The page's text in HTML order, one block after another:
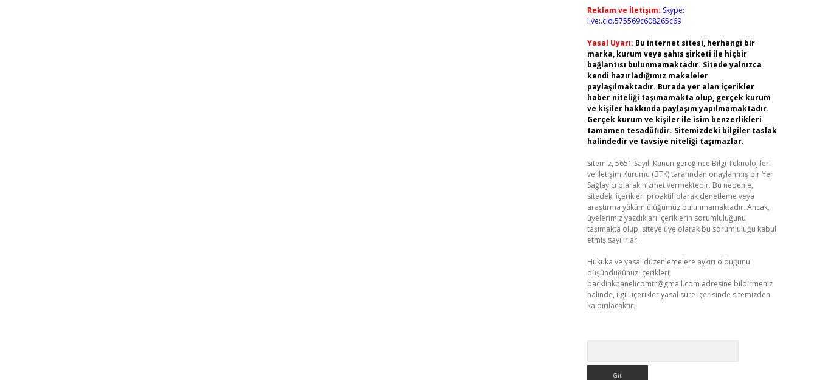
Reklam ve İletişim: Skype:
live:.cid.575569c608265c69
Yasal Uyarı: Bu internet sitesi, herhangi bir
marka, kurum veya şahıs şirketi ile hiçbir
bağlantısı bulunmamaktadır. Sitede yalnızca
kendi hazırladığımız makaleler
paylaşılmaktadır. Burada yer alan içerikler
haber niteliği taşımamakta olup, gerçek kurum
ve kişiler hakkında paylaşım yapılmamaktadır.
Gerçek kurum ve kişiler ile isim benzerlikleri
tamamen tesadüfidir. Sitemizdeki bilgiler taslak
halindedir ve tavsiye niteliği taşımazlar.
Sitemiz, 5651 Sayılı Kanun gereğince Bilgi Teknolojileri
ve İletişim Kurumu (BTK) tarafından onaylanmış bir Yer
Sağlayıcı olarak hizmet vermektedir. Bu nedenle,
sitedeki içerikleri proaktif olarak denetleme veya
araştırma yükümlülüğümüz bulunmamaktadır. Ancak,
üyelerimiz yazdıkları içeriklerin sorumluluğunu
taşımakta olup, siteye üye olarak bu sorumluluğu kabul
etmiş sayılırlar.
Hukuka ve yasal düzenlemelere aykırı olduğunu
düşündüğünüz içerikleri,
backlinkpanelicomtr@gmail.com adresine bildirmeniz
halinde, ilgili içerikler yasal süre içerisinde sitemizden
kaldırılacaktır.